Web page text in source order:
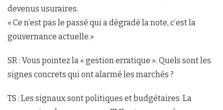
devenus usuraires.
« Ce n’est pas le passé qui a dégradé la note, c’est la
gouvernance actuelle.»
SR : Vous pointez la « gestion erratique ». Quels sont les
signes concrets qui ont alarmé les marchés ?
TS : Les signaux sont politiques et budgétaires. La